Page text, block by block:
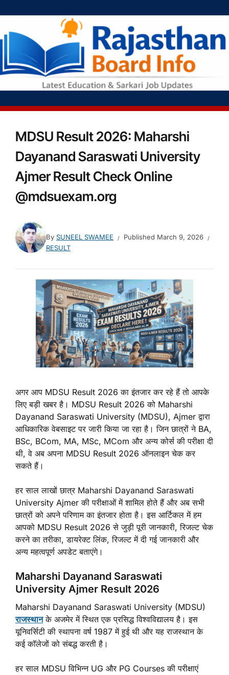
MDSU Result 2026: Maharshi
Dayanand Saraswati University
Ajmer Result Check Online
@mdsuexam.org
By SUNEEL SWAMEE Published March 9, 2026
RESULT
अगर आप MDSU Result 2026 का इंतजार कर रहे हैं तो आपके
लिए बड़ी खबर है। MDSU Result 2026 को Maharshi
Dayanand Saraswati University (MDSU), Ajmer द्वारा
आधिकारिक वेबसाइट पर जारी किया जा रहा है। जिन छात्रों ने BA,
BSc, BCom, MA, MSc, MCom और अन्य कोर्स की परीक्षा दी
थी, वे अब अपना MDSU Result 2026 ऑनलाइन चेक कर
सकते हैं।
हर साल लाखों छात्र Maharshi Dayanand Saraswati
University Ajmer की परीक्षाओं में शामिल होते हैं और अब सभी
छात्रों को अपने परिणाम का इंतजार होता है। इस आर्टिकल में हम
आपको MDSU Result 2026 से जुड़ी पूरी जानकारी, रिजल्ट चेक
करने का तरीका, डायरेक्ट लिंक, रिजल्ट में दी गई जानकारी और
अन्य महत्वपूर्ण अपडेट बताएंगे।
Maharshi Dayanand Saraswati
University Ajmer Result 2026
Maharshi Dayanand Saraswati University (MDSU)
राजस्थानके अजमेर में स्थित एक प्रसिद्ध विश्वविद्यालय है। इस
यूनिवर्सिटी की स्थापना वर्ष 1987 में हुई थी और यह राजस्थान के
कई कॉलेजों को संबद्ध करती है।
हर साल MDSU विभिन्न UG और PG Courses की परीक्षाएं